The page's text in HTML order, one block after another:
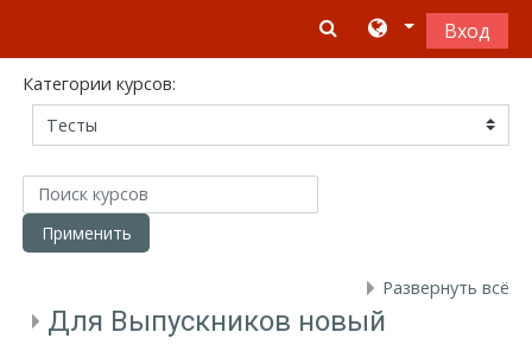
Вход
Категории курсов:
Поиск курсов
Применить
Развернуть всё
Для Выпускников новый